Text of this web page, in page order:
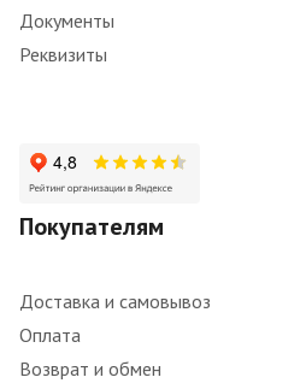
Документы
Реквизиты
Покупателям
Доставка и самовывоз
Оплата
Возврат и обмен